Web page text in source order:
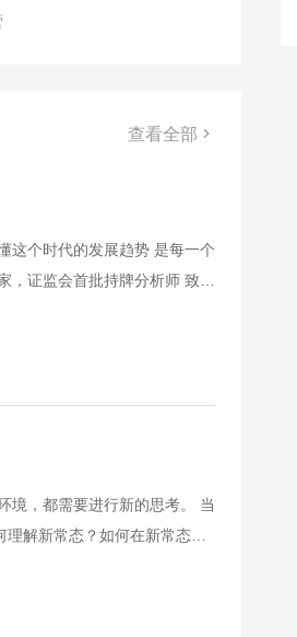
查看全部
这个时代的发展趋势 是每一个
证监会首批持牌分析师 致力
将对宏观经济最前沿的观察
境，都需要进行新的思考。 当
解新常态？如何在新常态中
为什么？ 新常态有什么？有
控？ 这是今天每一个企业家
大的投资！ 你能够看懂的模